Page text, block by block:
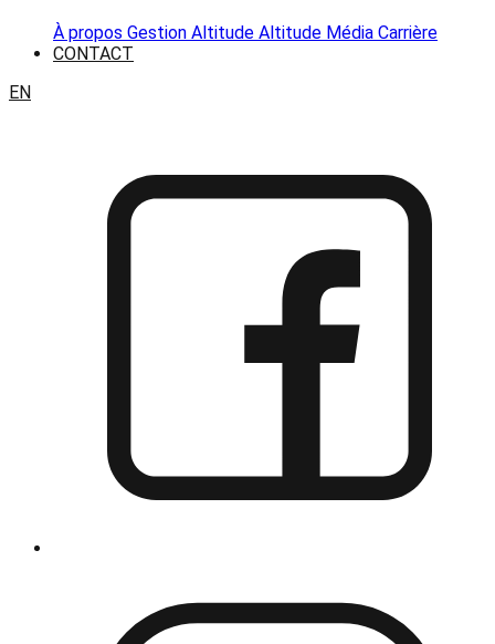
À propos Gestion Altitude Altitude Média Carrière
CONTACT
EN